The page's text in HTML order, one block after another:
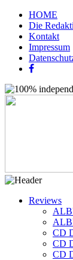
HOME
Die
Kontakt
Impressum
Reviews
CD
CD
CD